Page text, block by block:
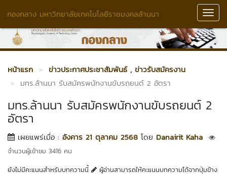
กองกลาง มหาวิทยาลัยเทคโนโลยีราชมงคลล้านนา
หน้าแรก ข่าวประกาศประชาสัมพันธ์ , ข่าวรับสมัครงาน
มทร.ล้านนา รับสมัครพนักงานขับรถยนต์ 2 อัตรา
มทร.ล้านนา รับสมัครพนักงานขับรถยนต์ 2
อัตรา
เผยแพร่เมื่อ : อังคาร 21 ตุลาคม 2568 โดย Danairit Kaha
จำนวนผู้เข้าชม 3416 คน
ยังไม่มีคะแนนสำหรับบทความนี้
ผู้อ่านสามารถให้คะแนนบทความได้จากปุ่มข้าง